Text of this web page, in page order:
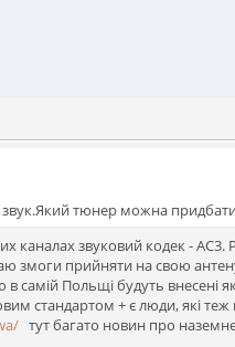
звук.Який тюнер можна
каналах звуковий кодек -
змоги прийняти на свою
Польщі будуть внесені
стандартом + є люди, які
тут багато новин про